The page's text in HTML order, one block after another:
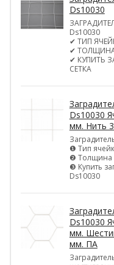
Ds10030
Ds10030
✔ ТИП
✔
✔ КУПИТЬ
СЕТКА
Ds10030
мм. Нить
❶ Тип
❷ Толщина
❸ Купить
Ds10030
Ds10030
мм.
мм. ПА